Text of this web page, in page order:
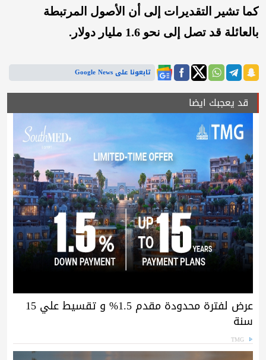
كما تشير التقديرات إلى أن الأصول المرتبطة
بالعائلة قد تصل إلى نحو 1.6 مليار دولار.
تابعونا على Google News
قد يعجبك ايضا
عرض لفترة محدودة مقدم 1.5% و تقسيط علي 15
سنة
TMG